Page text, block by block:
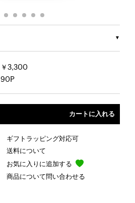
￥3,300
90P
ギフトラッピング対応可
送料について
お気に入りに追加する
商品について問い合わせる